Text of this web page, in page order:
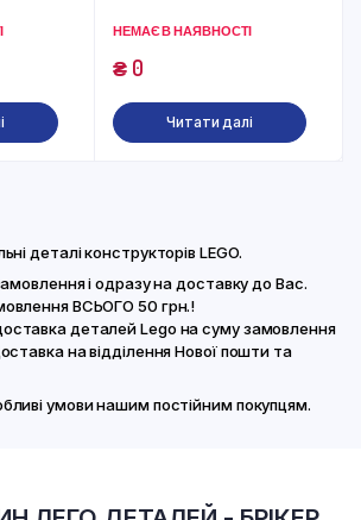
НЕМАЄ В НАЯВНОСТІ
₴0
Читати далі
деталі конструкторів LEGO.
і одразу на доставку до Вас.
ВСЬОГО 50 грн.!
деталей Lego на суму замовлення
на відділення Нової пошти та
умови нашим постійним покупцям.